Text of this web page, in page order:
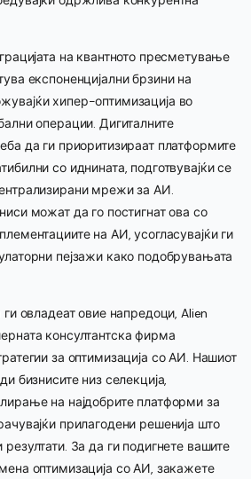
на квантното пресметување
експоненцијални брзини на
хипер-оптимизација во
операции. Дигиталните
да ги приоритизираат платформите
со иднината, подготвувајќи се
мрежи за АИ.
можат да го постигнат ова со
на АИ, усогласувајќи ги
пејзажи како подобрувањата
овладеат овие напредоци, Alien
консултантска фирма
за оптимизација со АИ. Нашиот
бизнисите низ селекција,
на најдобрите платформи за
прилагодени решенија што
За да ги подигнете вашите
оптимизација со АИ, закажете